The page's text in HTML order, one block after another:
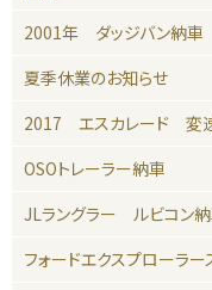
2001年 ダッジバン納車
夏季休業のお知らせ
2017 エスカレード 変
OSOトレーラー納車
JLラングラー ルビコン
フォードエクスプローラ